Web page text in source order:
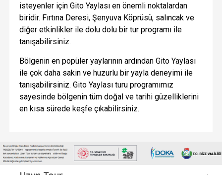
isteyenler için Gito Yaylası en önemli noktalardan
biridir. Fırtına Deresi, Şenyuva Köprüsü, salıncak ve
diğer etkinlikler ile dolu dolu bir tur programı ile
tanışabilirsiniz.
Bölgenin en popüler yaylarının ardından Gito Yaylası
ile çok daha sakin ve huzurlu bir yayla deneyimi ile
tanışabilirsiniz. Gito Yaylası turu programımız
sayesinde bölgenin tüm doğal ve tarihi güzelliklerini
en kısa sürede keşfe çıkabilirsiniz.